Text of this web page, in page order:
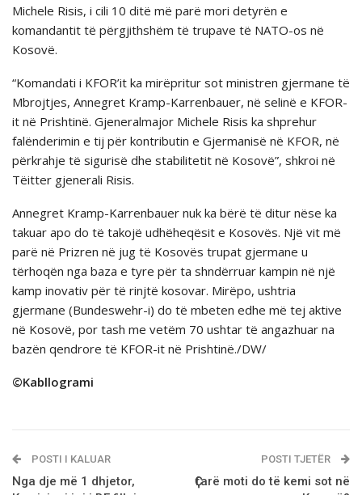
Michele Risis, i cili 10 ditë më parë mori detyrën e
komandantit të përgjithshëm të trupave të NATO-os në
Kosovë.
“Komandati i KFOR’it ka mirëpritur sot ministren gjermane të
Mbrojtjes, Annegret Kramp-Karrenbauer, në selinë e KFOR-
it në Prishtinë. Gjeneralmajor Michele Risis ka shprehur
falënderimin e tij për kontributin e Gjermanisë në KFOR, në
përkrahje të sigurisë dhe stabilitetit në Kosovë”, shkroi në
Tëitter gjenerali Risis.
Annegret Kramp-Karrenbauer nuk ka bërë të ditur nëse ka
takuar apo do të takojë udhëheqësit e Kosovës. Një vit më
parë në Prizren në jug të Kosovës trupat gjermane u
tërhoqën nga baza e tyre për ta shndërruar kampin në një
kamp inovativ për të rinjtë kosovar. Mirëpo, ushtria
gjermane (Bundeswehr-i) do të mbeten edhe më tej aktive
në Kosovë, por tash me vetëm 70 ushtar të angazhuar na
bazën qendrore të KFOR-it në Prishtinë./DW/
©Kabllogrami
POSTI I KALUAR
Nga dje më 1 dhjetor,
POSTI TJETËR
Ҫfarë moti do të kemi sot në